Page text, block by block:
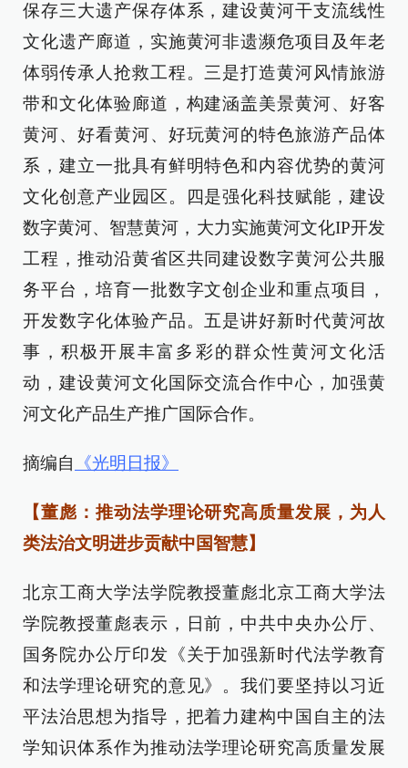
保存三大遗产保存体系，建设黄河干支流线性
文化遗产廊道，实施黄河非遗濒危项目及年老
体弱传承人抢救工程。三是打造黄河风情旅游
带和文化体验廊道，构建涵盖美景黄河、好客
黄河、好看黄河、好玩黄河的特色旅游产品体
系，建立一批具有鲜明特色和内容优势的黄河
文化创意产业园区。四是强化科技赋能，建设
数字黄河、智慧黄河，大力实施黄河文化IP开发
工程，推动沿黄省区共同建设数字黄河公共服
务平台，培育一批数字文创企业和重点项目，
开发数字化体验产品。五是讲好新时代黄河故
事，积极开展丰富多彩的群众性黄河文化活
动，建设黄河文化国际交流合作中心，加强黄
河文化产品生产推广国际合作。
摘编自 《光明日报》
【董彪：推动法学理论研究高质量发展，为人
类法治文明进步贡献中国智慧】
北京工商大学法学院教授董彪北京工商大学法
学院教授董彪表示，日前，中共中央办公厅、
国务院办公厅印发《关于加强新时代法学教育
和法学理论研究的意见》。我们要坚持以习近
平法治思想为指导，把着力建构中国自主的法
学知识体系作为推动法学理论研究高质量发展